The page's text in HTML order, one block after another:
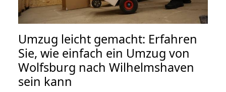
Umzug leicht gemacht: Erfahren
Sie, wie einfach ein Umzug von
Wolfsburg nach Wilhelmshaven
sein kann